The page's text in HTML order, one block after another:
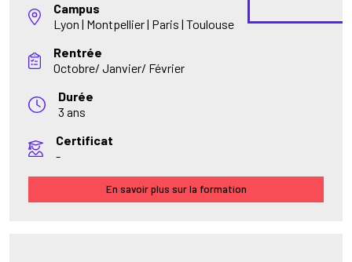
Campus
Lyon | Montpellier | Paris | Toulouse
Rentrée
Octobre/ Janvier/ Février
Durée
3 ans
Certificat
-
En savoir plus sur la formation